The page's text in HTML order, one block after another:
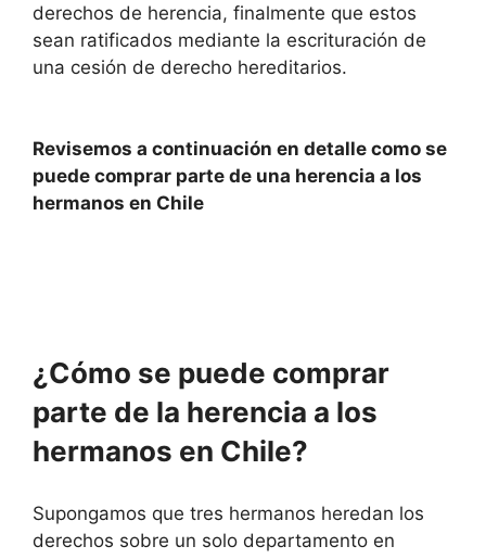
derechos de herencia, finalmente que estos
sean ratificados mediante la escrituración de
una cesión de derecho hereditarios.
Revisemos a continuación en detalle como se
puede comprar parte de una herencia a los
hermanos en Chile
¿Cómo se puede comprar
parte de la herencia a los
hermanos en Chile?
Supongamos que tres hermanos heredan los
derechos sobre un solo departamento en